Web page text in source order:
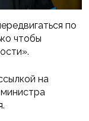
по
чтобы
на